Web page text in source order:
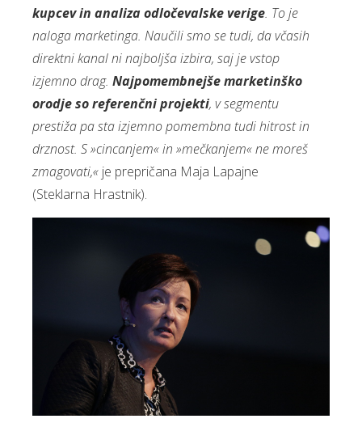
kupcev in analiza odločevalske verige. To je
naloga marketinga. Naučili smo se tudi, da včasih
direktni kanal ni najboljša izbira, saj je vstop
izjemno drag. Najpomembnejše marketinško
orodje so referenčni projekti, v segmentu
prestiža pa sta izjemno pomembna tudi hitrost in
drznost. S »cincanjem« in »mečkanjem« ne moreš
zmagovati,« je prepričana Maja Lapajne
(Steklarna Hrastnik).